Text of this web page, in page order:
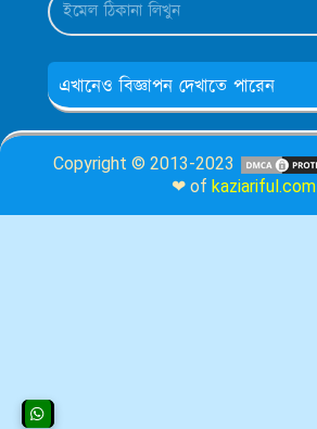
এখানেও বিজ্ঞাপন দেখাতে পারেন
Copyright © 2013-2023
❤ of kaziariful.com